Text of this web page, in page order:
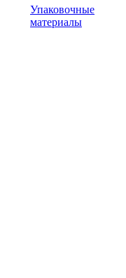
Упаковочные
материалы